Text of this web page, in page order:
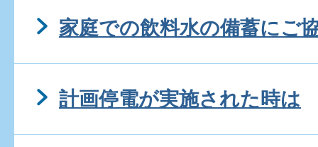
家庭での飲料水の備蓄にご
計画停電が実施された時は